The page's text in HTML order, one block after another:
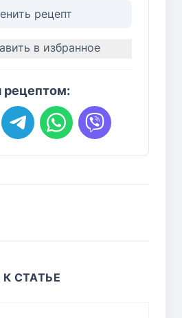
рецепт
в избранное
рецептом:
СТАТЬЕ